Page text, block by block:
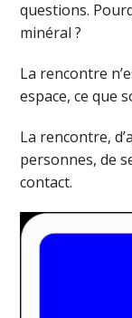
questions.
minéral ?
La rencontre
espace, ce que
La rencontre,
personnes, de
contact.